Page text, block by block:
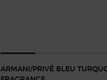
ARMANI/PRIVÉ BLEU